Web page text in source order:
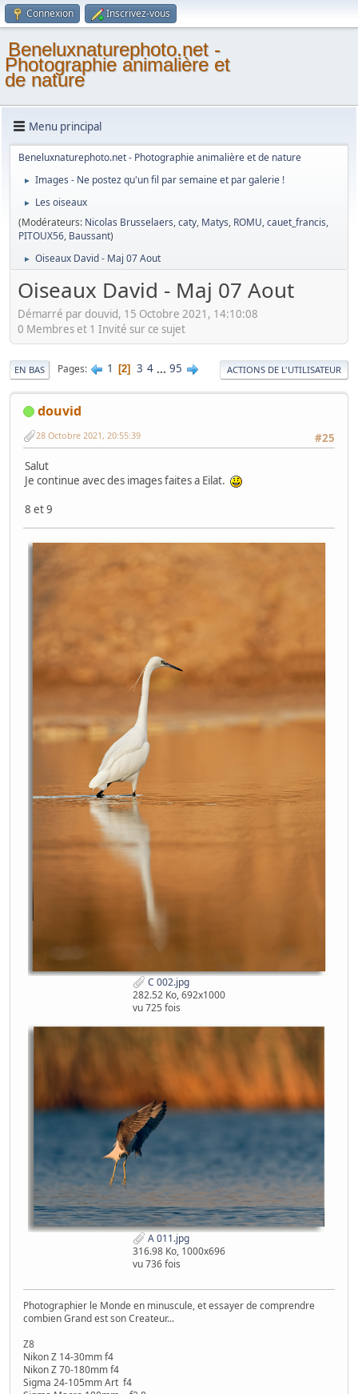
Connexion Inscrivez-vous
Beneluxnaturephoto.net -
Photographie animalière et
de nature
Menu principal
Beneluxnaturephoto.net - Photographie animalière et de nature
► Images - Ne postez qu'un fil par semaine et par galerie !
►
Les oiseaux
(Modérateurs: Nicolas Brusselaers,caty, Matys, ROMU,cauet_francis,
PITOUX56, Baussant)
► Oiseaux David - Maj 07 Aout
Oiseaux David - Maj 07 Aout
Démarré par douvid, 15 Octobre 2021, 14:10:08
0 Membres et 1 Invité sur ce sujet
EN BAS Pages 1 2 3 4 ... 95 ACTIONS DE L'UTILISATEUR
douvid
#25
28 Octobre 2021, 20:55:39
Salut
Je continue avec des images faites a Eilat.
8 et 9
C 002.jpg
282.52 Ko, 692x1000
vu 725 fois
A 011.jpg
316.98 Ko, 1000x696
vu 736 fois
Photographier le Monde en minuscule, et essayer de comprendre
combien Grand est son Createur...
Z8
Nikon Z 14-30mm f4
Nikon Z 70-180mm f4
Sigma 24-105mm Art f4